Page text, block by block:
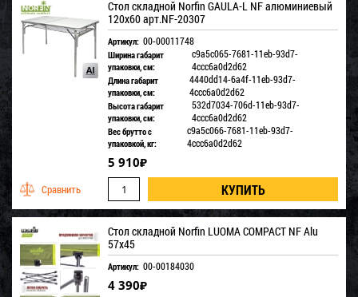
Стол складной Norfin GAULA-L NF алюминиевый
120x60 арт.NF-20307
Артикул: 00-00011748
Ширина габарит
упаковки, см:
c9a5c065-7681-11eb-93d7-
4ccc6a0d2d62
Длина габарит
упаковки, см:
4440dd14-6a4f-11eb-93d7-
4ccc6a0d2d62
Высота габарит
упаковки, см:
532d7034-706d-11eb-93d7-
4ccc6a0d2d62
Вес брутто с
упаковкой, кг:
c9a5c066-7681-11eb-93d7-
4ccc6a0d2d62
5 910₽
Стол складной Norfin LUOMA COMPACT NF Alu
57x45
Артикул: 00-00184030
4 390₽